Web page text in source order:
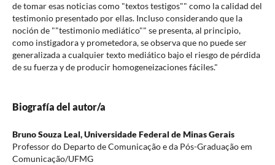
de tomar esas noticias como "textos testigos"" como la calidad del
testimonio presentado por ellas. Incluso considerando que la
noción de ""testimonio mediático"" se presenta, al principio,
como instigadora y prometedora, se observa que no puede ser
generalizada a cualquier texto mediático bajo el riesgo de pérdida
de su fuerza y de producir homogeneizaciones fáciles."
Biografía del autor/a
Bruno Souza Leal,Universidade Federal de Minas Gerais
Professor do Departo de Comunicação e da Pós-Graduação em
Comunicação/UFMG